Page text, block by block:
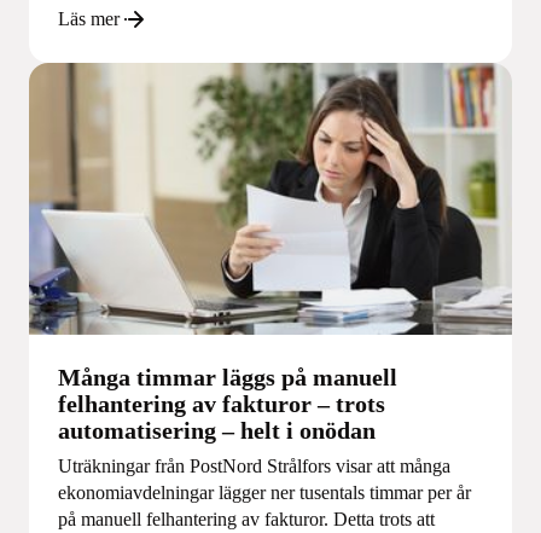
Läs mer
Många timmar läggs på manuell
felhantering av fakturor – trots
automatisering – helt i onödan
Uträkningar från PostNord Strålfors visar att många
ekonomiavdelningar lägger ner tusentals timmar per år
på manuell felhantering av fakturor. Detta trots att